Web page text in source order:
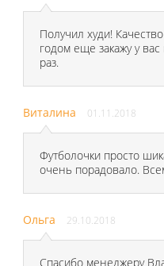
Получил худи!
годом еще закажу у
раз.
Виталина 01.11.2018
Футболочки просто
очень порадовало.
Ольга 29.10.2018
Спасибо менеджеру